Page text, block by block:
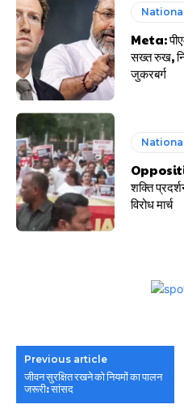
Meta:
सख्त रुख,
जुकरबर्ग
शक्ति
विरोध मार्च
Previous article
जीवन सुरक्षित रखने को नियमों का पालन
जरूरी: सांसद